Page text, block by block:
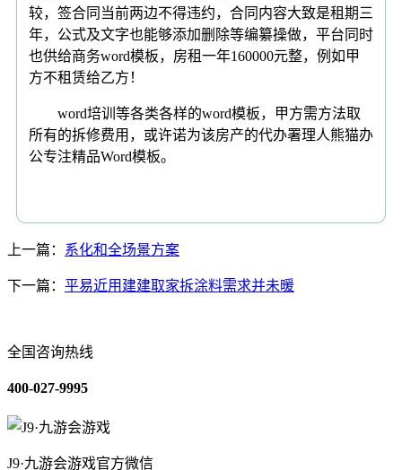
较，签合同当前两边不得违约，合同内容大致是租期三
年，公式及文字也能够添加删除等编纂操做，平台同时
也供给商务word模板，房租一年160000元整，例如甲
方不租赁给乙方！
word培训等各类各样的word模板，甲方需方法取
所有的拆修费用，或许诺为该房产的代办署理人熊猫办
公专注精品Word模板。
上一篇： 系化和全场景方案
下一篇： 平易近用建建取家拆涂料需求并未暖
全国咨询热线
400-027-9995
J9·九游会游戏官方微信